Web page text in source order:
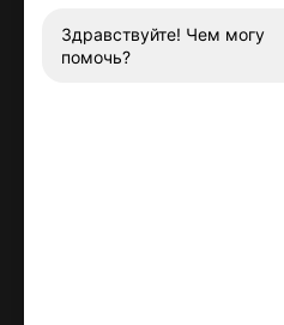
Заказать звонок
Здравствуйте! Чем могу
помочь?